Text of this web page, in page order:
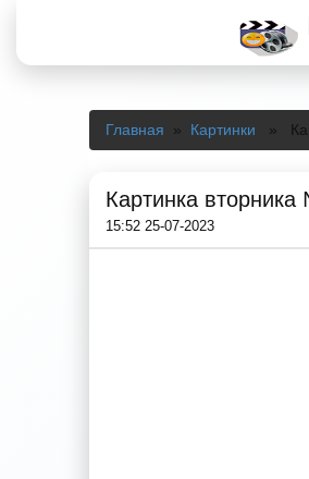
Главная » Картинки »
Картинка
15:52 25-07-2023